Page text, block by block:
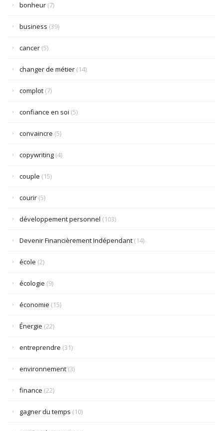
bonheur (7)
business (39)
cancer (5)
changer de métier (14)
complot (7)
confiance en soi (5)
convaincre (5)
copywriting (4)
couple (15)
courir (5)
développement personnel (103)
Devenir Financièrement Indépendant (14)
école (2)
écologie (9)
économie (15)
Énergie (22)
entreprendre (31)
environnement (3)
finance (22)
gagner du temps (10)